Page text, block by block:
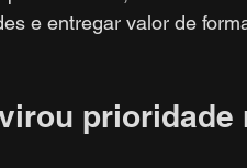
e entregar valor de
prioridade